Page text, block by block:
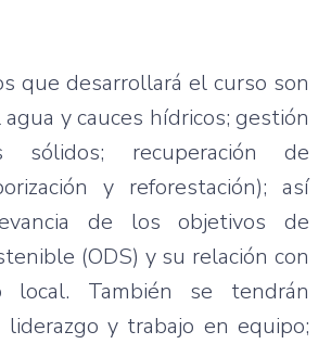
que desarrollará el curso son
y cauces hídricos; gestión
sólidos; recuperación de
y reforestación); así
de los objetivos de
(ODS) y su relación con
local. También se tendrán
liderazgo y trabajo en equipo;